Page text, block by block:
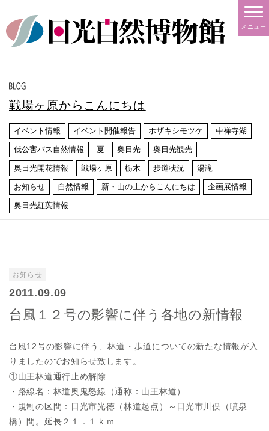
メニュー
戦場ヶ原からこんにちは
イベント情報 イベント開催報告 ホザキシモツケ 中禅寺湖
低公害バス自然情報 夏 奥日光 奥日光観光
奥日光開花情報 戦場ヶ原 栃木 歩道状況 湯滝
お知らせ 自然情報 新・山の上からこんにちは 企画展情報
奥日光紅葉情報
お知らせ
2011.09.09
台風１２号の影響に伴う各地の新情報
台風12号の影響に伴う、林道・歩道についての新たな情報が入
りましたのでお知らせ致します。
①山王林道通行止め解除
・路線名：林道奥鬼怒線（通称：山王林道）
・規制の区間：日光市光徳（林道起点）～日光市川俣（噴泉
橋）間。延長２１．１ｋｍ